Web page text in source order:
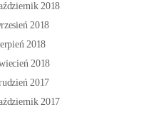
2018
2018
2018
2018
2017
2017